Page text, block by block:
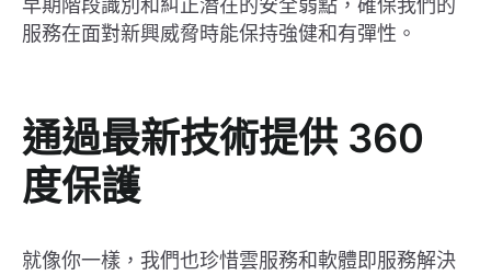
早期階段識別和糾正潛在的安全弱點，確保我們的
服務在面對新興威脅時能保持強健和有彈性。
通過最新技術提供 360
度保護
就像你一樣，我們也珍惜雲服務和軟體即服務解決